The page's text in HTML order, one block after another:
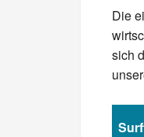
Die
sich